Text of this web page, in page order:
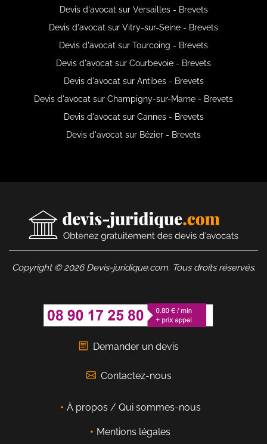
Devis d'avocat sur Versailles - Brevets
Devis d'avocat sur Vitry-sur-Seine - Brevets
Devis d'avocat sur Tourcoing - Brevets
Devis d'avocat sur Courbevoie - Brevets
Devis d'avocat sur Antibes - Brevets
Devis d'avocat sur Champigny-sur-Marne - Brevets
Devis d'avocat sur Cannes - Brevets
Devis d'avocat sur Bézier - Brevets
Copyright © 2026 Devis-juridique.com. Tous droits réservés.
Demander un devis
Contactez-nous
À propos / Qui sommes-nous
Mentions légales